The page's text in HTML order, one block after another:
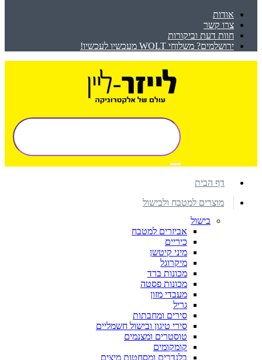
אודות
צרו קשר
חוות דעת וביקורות
ירושלמים? משלוחי WOLT מעכשיו לעכשיו!
דף הבית
מוצרים למטבח ולבישול
בישול
אביזרים למטבח
כיריים
מיני קיטשן
מיקרוגל
מכונות ברד
מכונות פסטה
מעבדי מזון
גריל
סירים ומחבתות
סירי טיגון ובישול חשמליים
טוסטרים ומצנמים
קומקומים
בלנדרים ומסחטות מיצים